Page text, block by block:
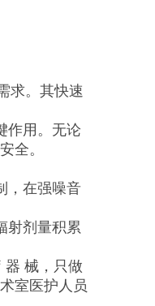
求。其快速
作用。无论
全。
，在强噪音
射剂量积累
器 械，只做
室医护人员